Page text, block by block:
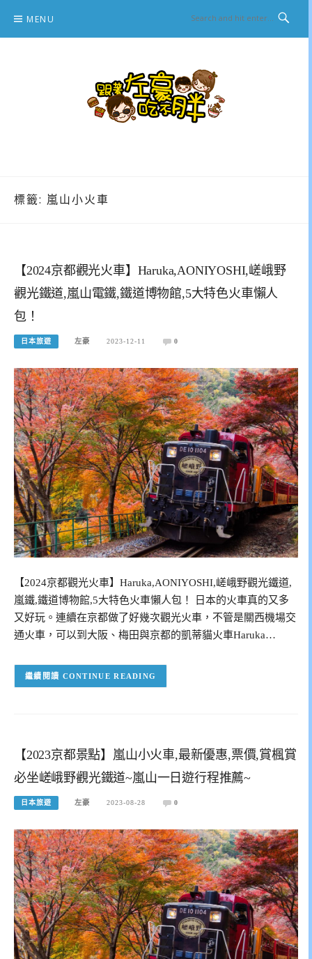
content
MENU
標籤: 嵐山小火車
【2024京都觀光火車】Haruka,AONIYOSHI,嵯峨野
觀光鐵道,嵐山電鐵,鐵道博物館,5大特色火車懶人
包！
日本旅遊 左豪 2023-12-11 0
【2024京都觀光火車】Haruka,AONIYOSHI,嵯峨野觀光鐵道,
嵐鐵,鐵道博物館,5大特色火車懶人包！ 日本的火車真的又多
又好玩。連續在京都做了好幾次觀光火車，不管是關西機場交
通火車，可以到大阪、梅田與京都的凱蒂貓火車Haruka…
CONTINUE READING
【2023京都景點】嵐山小火車,最新優惠,票價,賞楓賞
必坐嵯峨野觀光鐵道~嵐山一日遊行程推薦~
日本旅遊 左豪 2023-08-28 0